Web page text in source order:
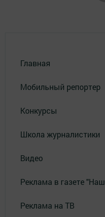
Главная
Мобильный репортер
Конкурсы
Школа журналистики
Видео
Реклама в газете
Реклама на ТВ